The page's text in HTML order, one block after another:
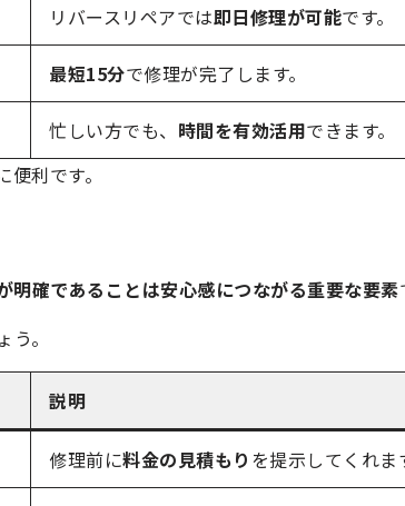
リバースリペアでは即日修理が可能です。
最短15分で修理が完了します。
忙しい方でも、 時間を有効活用できます。
利です。
明確であることは安心感につながる重要な要素
。
説明
修理前に料金の見積もり を提示してくれま